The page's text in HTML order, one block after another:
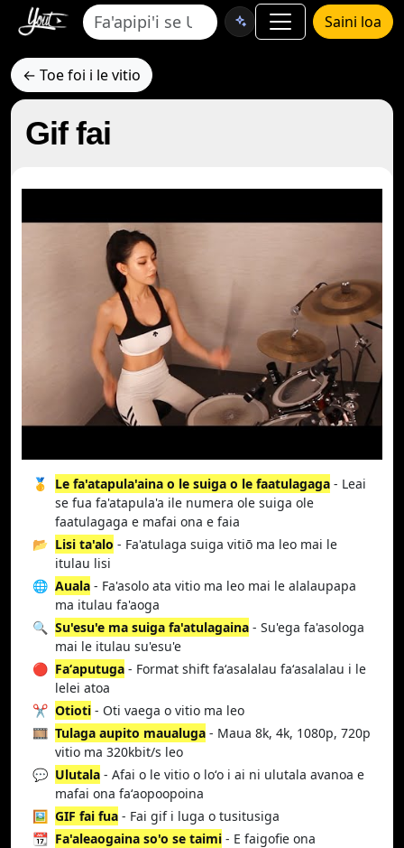
Saini loa
← Toe foi i le vitio
Gif fai
🥇 Le fa'atapula'aina o le suiga o le faatulagaga - Leai
se fua fa'atapula'a ile numera ole suiga ole
faatulagaga e mafai ona e faia
📂 Lisi ta'alo - Fa'atulaga suiga vitiō ma leo mai le
itulau lisi
🌐 Auala - Fa'asolo ata vitio ma leo mai le alalaupapa
ma itulau fa'aoga
🔍 Su'esu'e ma suiga fa'atulagaina - Su'ega fa'asologa
mai le itulau su'esu'e
🔴 Faʻaputuga - Format shift faʻasalalau faʻasalalau i le
lelei atoa
✂️ Otioti - Oti vaega o vitio ma leo
🎞️ Tulaga aupito maualuga - Maua 8k, 4k, 1080p, 720p
vitio ma 320kbit/s leo
💬 Ulutala - Afai o le vitio o loʻo i ai ni ulutala avanoa e
mafai ona faʻaopoopoina
🖼️ GIF fai fua - Fai gif i luga o tusitusiga
📆 Fa'aleaogaina so'o se taimi - E faigofie ona